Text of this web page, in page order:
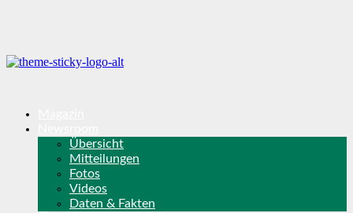
Übersicht
Mitteilungen
Fotos
Videos
Daten & Fakten